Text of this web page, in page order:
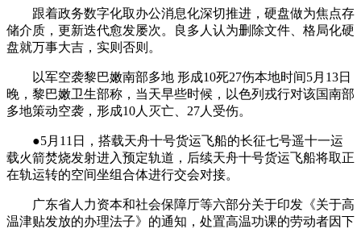
跟着政务数字化取办公消息化深切推进，硬盘做为焦点存
储介质，更新迭代愈发屡次。良多人认为删除文件、格局化硬
盘就万事大吉，实则否则。
以军空袭黎巴嫩南部多地 形成10死27伤本地时间5月13日
晚，黎巴嫩卫生部称，当天早些时候，以色列戎行对该国南部
多地策动空袭，形成10人灭亡、27人受伤。
●5月11日，搭载天舟十号货运飞船的长征七号遥十一运
载火箭焚烧发射进入预定轨道，后续天舟十号货运飞船将取正
在轨运转的空间坐组合体进行交会对接。
广东省人力资本和社会保障厅等六部分关于印发《关于高
温津贴发放的办理法子》的通知，处置高温功课的劳动者因下